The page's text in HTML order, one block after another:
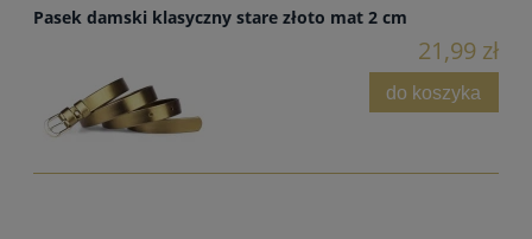
Pasek damski klasyczny stare złoto mat 2 cm
21,99 zł
do koszyka